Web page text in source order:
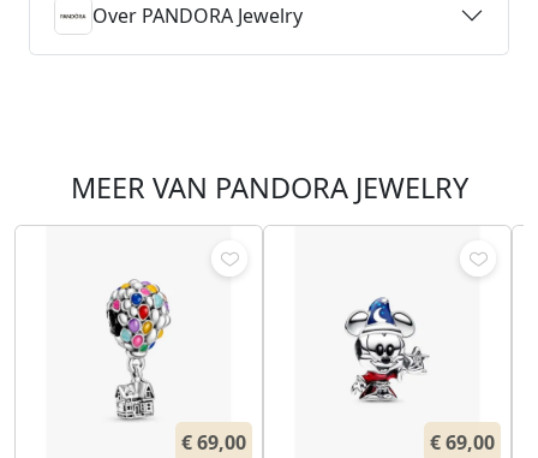
Over PANDORA Jewelry
MEER VAN PANDORA JEWELRY
€69,00 €69,00